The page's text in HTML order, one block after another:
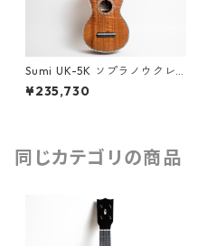
Sumi UK-5K ソプラノウクレ
レ #251486
¥235,730
同じカテゴリの商品